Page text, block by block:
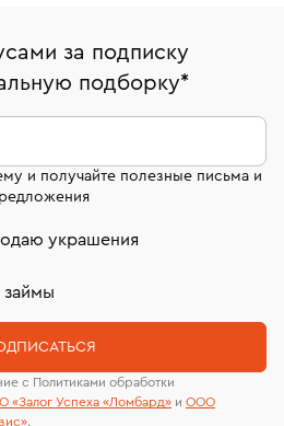
и часов смотрите на
день бронирования.
получены
других геммологических
за подписку
подборку*
и получайте полезные письма и
украшения
займы
с Политиками обработки
«Залог Успеха «Ломбард» и ООО
.